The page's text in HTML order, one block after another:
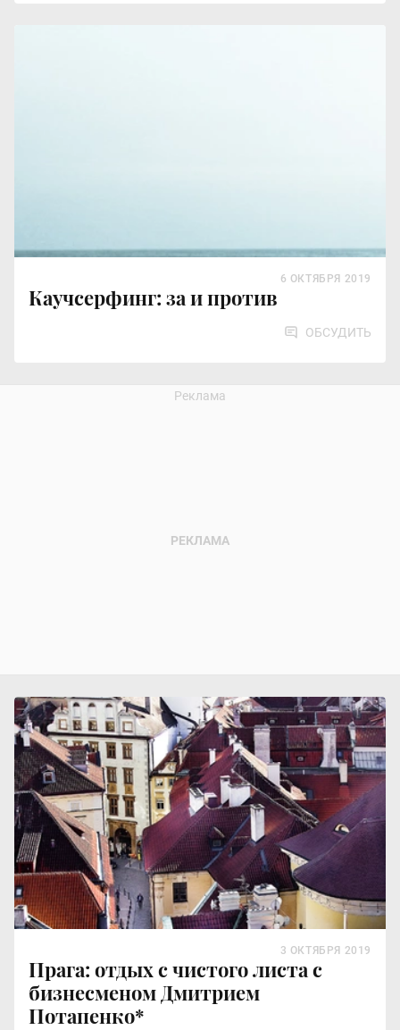
Каучсерфинг: за и против
6 ОКТЯБРЯ 2019
ОБСУДИТЬ
Прага: отдых с чистого листа с
бизнесменом Дмитрием
Потапенко*
3 ОКТЯБРЯ 2019